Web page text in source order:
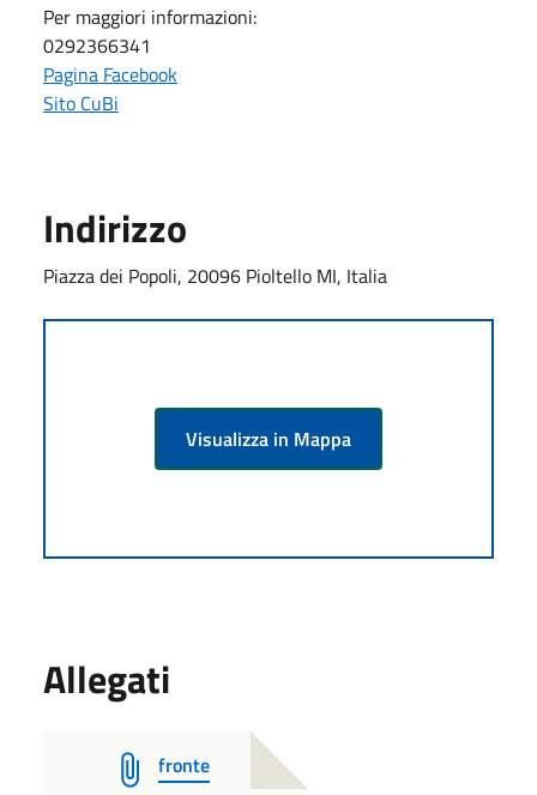
Per maggiori informazioni:
0292366341
Pagina Facebook
Sito CuBi
Indirizzo
Piazza dei Popoli, 20096 Pioltello MI, Italia
Visualizza in Mappa
Allegati
fronte